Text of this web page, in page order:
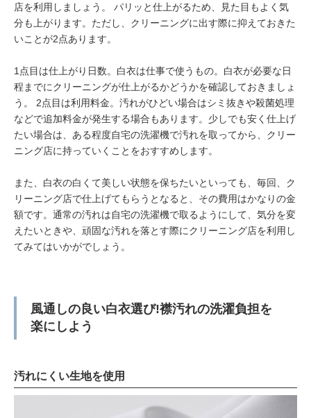
店を利用しましょう。 パリッと仕上がるため、見た目もよく気
分も上がります。ただし、クリーニングに出す際に抑えておきた
いことが2点あります。
1点目は仕上がり日数。白衣は仕事で使うもの。白衣が必要な日
程までにクリーニングが仕上がるかどうかを確認しておきましょ
う。 2点目は利用料金。汚れがひどい場合はシミ抜きや殺菌処理
などで追加料金が発生する場合もあります。少しでも安く仕上げ
たい場合は、ある程度自宅の洗濯機で汚れを取ってから、クリー
ニング店に持っていくことをおすすめします。
また、白衣の白くて美しい状態を保ちたいといっても、毎回、ク
リーニング店で仕上げてもらうとなると、その費用はかなりの金
額です。通常の汚れは自宅の洗濯機で取るようにして、気分を変
えたいときや、頑固な汚れを落とす際にクリーニング店を利用し
てみてはいかがでしょう。
風通しの良い白衣選び!襟汚れの洗濯負担を
楽にしよう
汚れにくい生地を使用